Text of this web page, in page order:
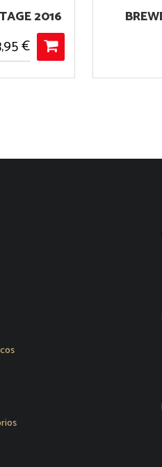
IPA
€